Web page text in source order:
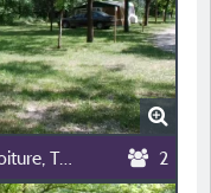
Emplacement 2 Personnes Avec Voiture, Tente Ou Caravane 2